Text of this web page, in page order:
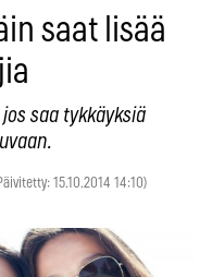
saat lisää
saa tykkäyksiä
15.10.2014 14:10)